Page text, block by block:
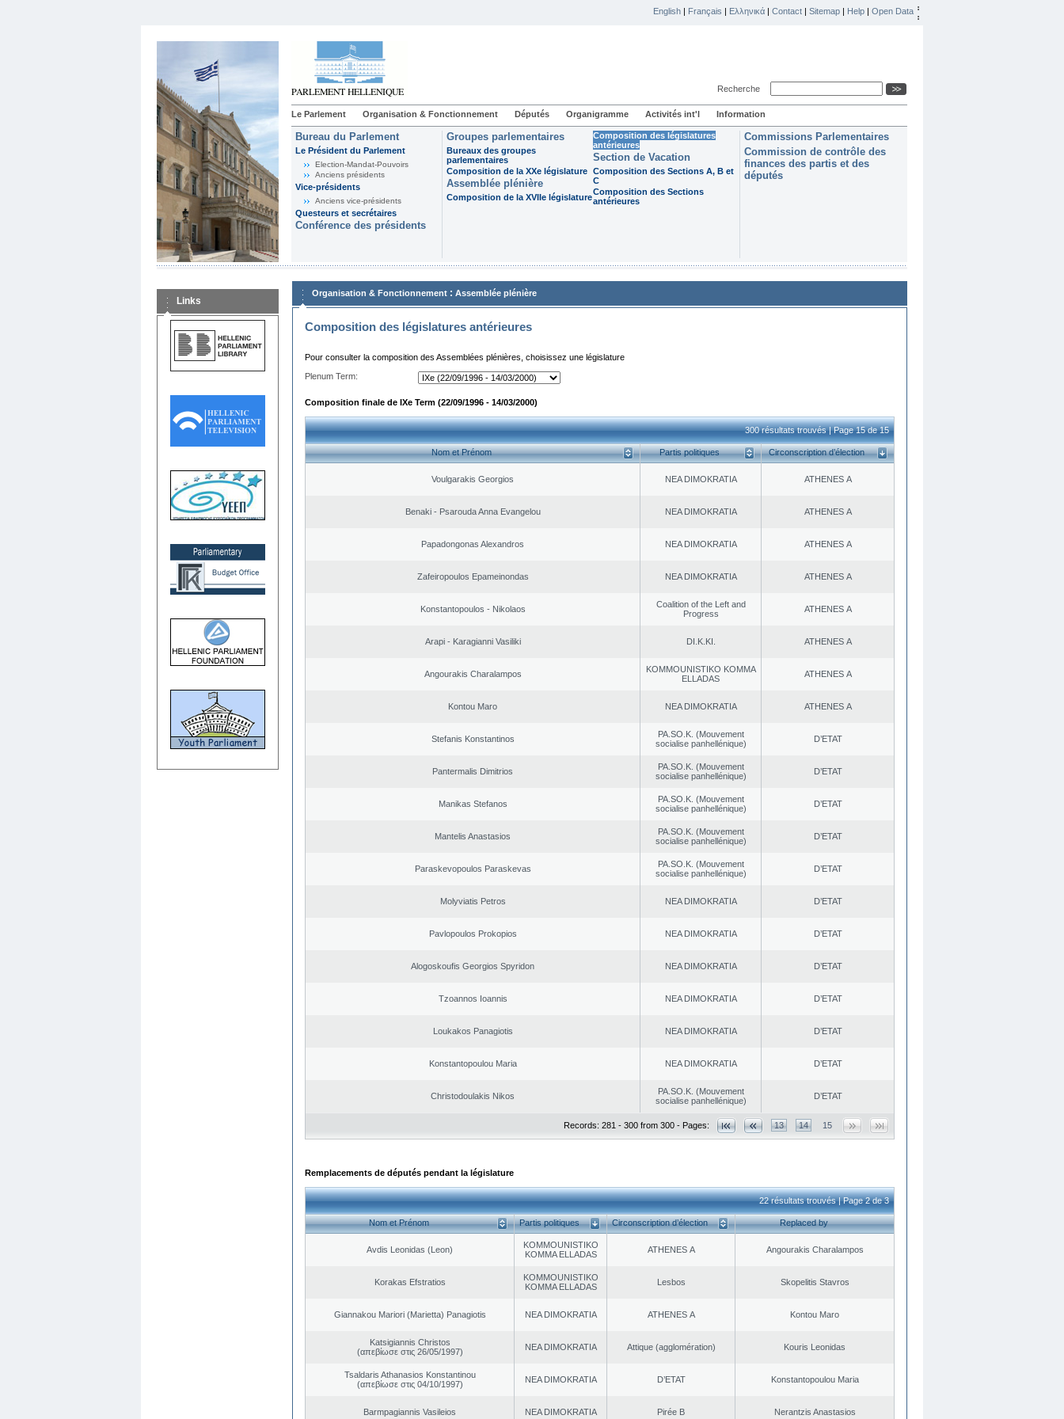
English | Français | Ελληνικά | Contact | Sitemap | Help | Open Data
Recherche
Le Parlement Organisation & Fonctionnement Députés Organigramme Activités int'l Information
Bureau du Parlement
Le Président du Parlement
Election-Mandat-Pouvoirs
Anciens présidents
Vice-présidents
Anciens vice-présidents
Questeurs et secrétaires
Conférence des présidents
Groupes parlementaires
Bureaux des groupes
parlementaires
Composition de la XXe législature
Assemblée plénière
Composition de la XVIIe législature
Composition des législatures
antérieures
Section de Vacation
Composition des Sections A, B et
C
Composition des Sections
antérieures
Commissions Parlementaires
Commission de contrôle des
finances des partis et des
députés
Links
Organisation & Fonctionnement : Assemblée plénière
Composition des législatures antérieures
Pour consulter la composition des Assemblées plénières, choisissez une législature
Plenum Term:
Composition finale de IXe Term (22/09/1996 - 14/03/2000)
300 résultats trouvés | Page 15 de 15
Nom et Prénom Partis politiques Circonscription d’élection
Voulgarakis Georgios NEA DΙMOKRATIA ATHENES Α
Benaki - Psarouda Anna Evangelou NEA DΙMOKRATIA ATHENES Α
Papadongonas Alexandros NEA DΙMOKRATIA ATHENES Α
Zafeiropoulos Epameinondas NEA DΙMOKRATIA ATHENES Α
Konstantopoulos - Nikolaos
Coalition of the Left and
Progress
ATHENES Α
Arapi - Karagianni Vasiliki DI.K.KI. ATHENES Α
Angourakis Charalampos
KOMMOUNISTIKO KOMMA
ELLADAS
ATHENES Α
Kontou Maro NEA DΙMOKRATIA ATHENES Α
Stefanis Konstantinos
PA.SO.K. (Mouvement
socialise panhellénique)
D’ETAT
Pantermalis Dimitrios
PA.SO.K. (Mouvement
socialise panhellénique)
D’ETAT
Manikas Stefanos
PA.SO.K. (Mouvement
socialise panhellénique)
D’ETAT
Mantelis Anastasios
PA.SO.K. (Mouvement
socialise panhellénique)
D’ETAT
Paraskevopoulos Paraskevas
PA.SO.K. (Mouvement
socialise panhellénique)
D’ETAT
Molyviatis Petros NEA DΙMOKRATIA D’ETAT
Pavlopoulos Prokopios NEA DΙMOKRATIA D’ETAT
Alogoskoufis Georgios Spyridon NEA DΙMOKRATIA D’ETAT
Tzoannos Ioannis NEA DΙMOKRATIA D’ETAT
Loukakos Panagiotis NEA DΙMOKRATIA D’ETAT
Konstantopoulou Maria NEA DΙMOKRATIA D’ETAT
Christodoulakis Nikos
PA.SO.K. (Mouvement
socialise panhellénique)
D’ETAT
Records: 281 - 300 from 300 - Pages: 13 14 15
Remplacements de députés pendant la législature
22 résultats trouvés | Page 2 de 3
Nom et Prénom Partis politiques Circonscription d’élection Replaced by
Avdis Leonidas (Leon)
KOMMOUNISTIKO
KOMMA ELLADAS
ATHENES Α Angourakis Charalampos
Korakas Efstratios
KOMMOUNISTIKO
KOMMA ELLADAS
Lesbos Skopelitis Stavros
Giannakou Mariori (Marietta) Panagiotis NEA DΙMOKRATIA ATHENES Α Kontou Maro
Katsigiannis Christos
(απεβίωσε στις 26/05/1997)
NEA DΙMOKRATIA Αttique (agglomération) Kouris Leonidas
Tsaldaris Athanasios Konstantinou
(απεβίωσε στις 04/10/1997)
NEA DΙMOKRATIA D’ETAT Konstantopoulou Maria
Barmpagiannis Vasileios NEA DΙMOKRATIA Pirée B Nerantzis Anastasios